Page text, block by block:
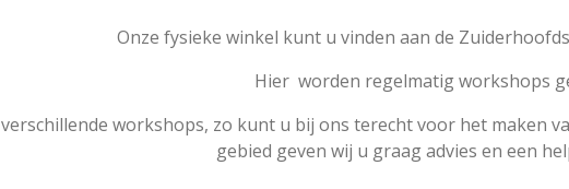
Onze fysieke winkel kunt u vinden aan de
Hier worden regelmatig workshops
workshops, zo kunt u bij ons terecht voor het maken
gebied geven wij u graag advies en een